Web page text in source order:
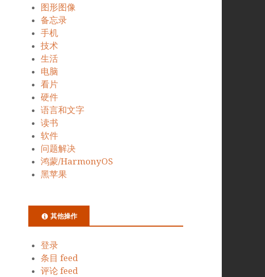
图形图像
备忘录
手机
技术
生活
电脑
看片
硬件
语言和文字
读书
软件
问题解决
鸿蒙/HarmonyOS
黑苹果
其他操作
登录
条目 feed
评论 feed